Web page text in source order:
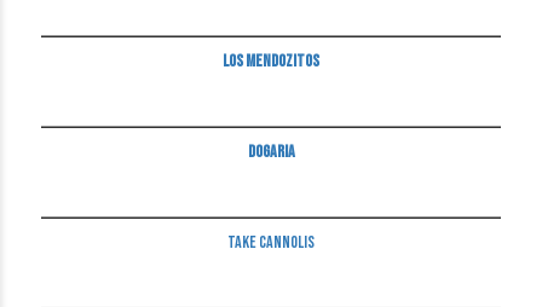
____________________________________________________________________________
Los Mendozitos
____________________________________________________________________________
Dogaria
____________________________________________________________________________
Take Cannolis